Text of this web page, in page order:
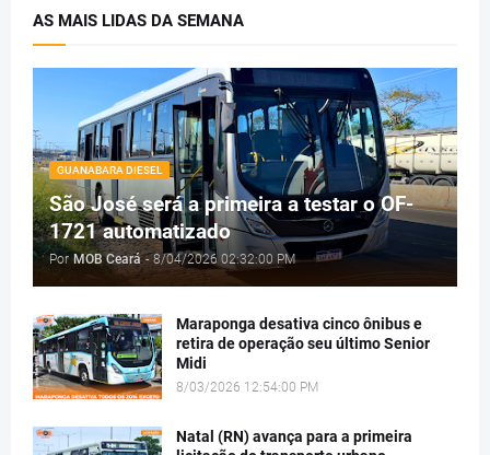
AS MAIS LIDAS DA SEMANA
GUANABARA DIESEL
São José será a primeira a testar o OF-
1721 automatizado
Por MOB Ceará - 8/04/2026 02:32:00 PM
Maraponga desativa cinco ônibus e
retira de operação seu último Senior
Midi
8/03/2026 12:54:00 PM
Natal (RN) avança para a primeira